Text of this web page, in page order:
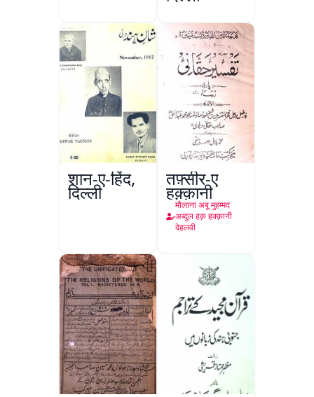
शान-ए-हिंद,
दिल्ली
तफ़्सीर-ए
हक़्क़ानी
मौलाना अबू मुहम्मद
अब्दुल हक़ हक्क़ानी
देहलवी